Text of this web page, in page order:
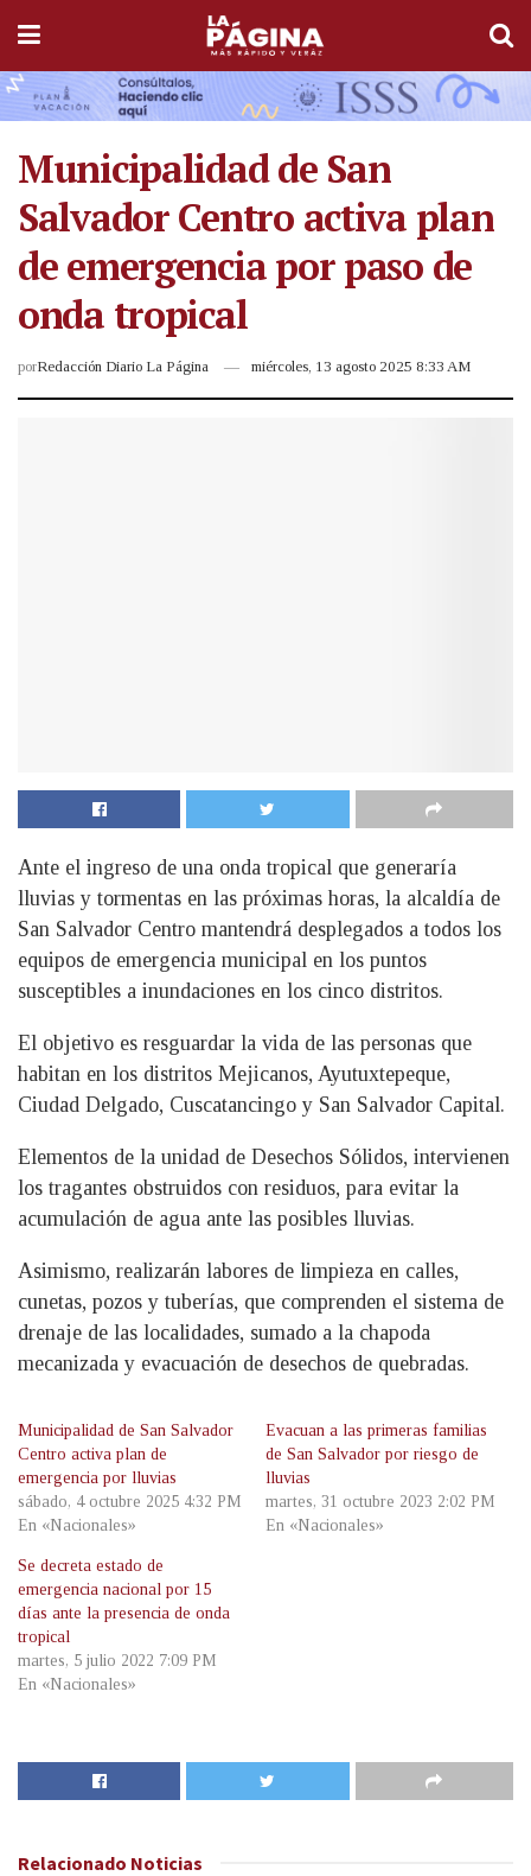
Municipalidad de San
Salvador Centro activa plan
de emergencia por paso de
onda tropical
porRedacción Diario La Página miércoles, 13 agosto 2025 8:33 AM
Ante el ingreso de una onda tropical que generaría
lluvias y tormentas en las próximas horas, la alcaldía de
San Salvador Centro mantendrá desplegados a todos los
equipos de emergencia municipal en los puntos
susceptibles a inundaciones en los cinco distritos.
El objetivo es resguardar la vida de las personas que
habitan en los distritos Mejicanos, Ayutuxtepeque,
Ciudad Delgado, Cuscatancingo y San Salvador Capital.
Elementos de la unidad de Desechos Sólidos, intervienen
los tragantes obstruidos con residuos, para evitar la
acumulación de agua ante las posibles lluvias.
Asimismo, realizarán labores de limpieza en calles,
cunetas, pozos y tuberías, que comprenden el sistema de
drenaje de las localidades, sumado a la chapoda
mecanizada y evacuación de desechos de quebradas.
Municipalidad de San Salvador
Centro activa plan de
emergencia por lluvias
sábado, 4 octubre 2025 4:32 PM
En «Nacionales»
Evacuan a las primeras familias
de San Salvador por riesgo de
lluvias
martes, 31 octubre 2023 2:02 PM
En «Nacionales»
Se decreta estado de
emergencia nacional por 15
días ante la presencia de onda
tropical
martes, 5 julio 2022 7:09 PM
En «Nacionales»
Relacionado Noticias